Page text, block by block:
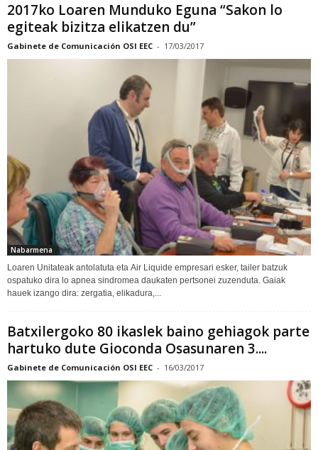
2017ko Loaren Munduko Eguna “Sakon lo
egiteak bizitza elikatzen du”
Gabinete de Comunicación OSI EEC - 17/03/2017
Nabarmena
Loaren Unitateak antolatuta eta Air Liquide empresari esker, tailer batzuk
ospatuko dira lo apnea sindromea daukaten pertsonei zuzenduta. Gaiak
hauek izango dira: zergatia, elikadura,...
Batxilergoko 80 ikaslek baino gehiagok parte
hartuko dute Gioconda Osasunaren 3....
Gabinete de Comunicación OSI EEC - 16/03/2017